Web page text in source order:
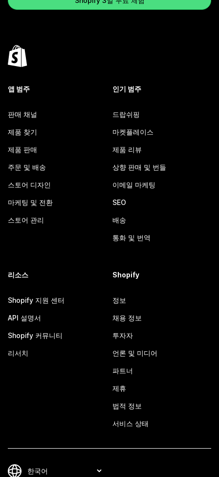
앱 범주
판매 채널
제품 찾기
제품 판매
주문 및 배송
스토어 디자인
마케팅 및 전환
스토어 관리
인기 범주
드랍쉬핑
마켓플레이스
제품 리뷰
상향 판매 및 번들
이메일 마케팅
SEO
배송
통화 및 번역
리소스
Shopify 지원 센터
API 설명서
Shopify 커뮤니티
리서치
Shopify
정보
채용 정보
투자자
언론 및 미디어
파트너
제휴
법적 정보
서비스 상태